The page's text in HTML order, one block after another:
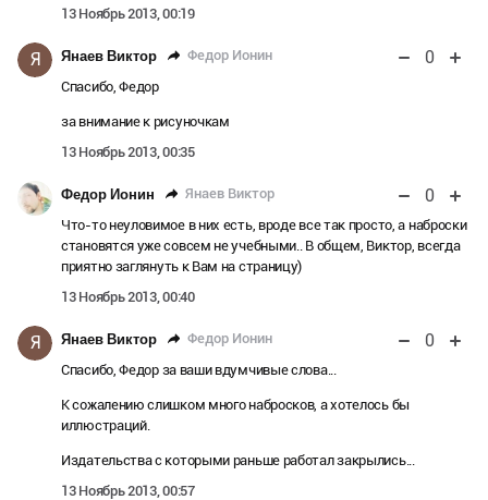
13 Ноябрь 2013, 00:19
Я Янаев Виктор Федор Ионин 0
Спасибо, Федор
за внимание к рисуночкам
13 Ноябрь 2013, 00:35
Федор Ионин Янаев Виктор 0
Что-то неуловимое в них есть, вроде все так просто, а наброски
становятся уже совсем не учебными.. В общем, Виктор, всегда
приятно заглянуть к Вам на страницу)
13 Ноябрь 2013, 00:40
Я Янаев Виктор Федор Ионин 0
Спасибо, Федор за ваши вдумчивые слова...
К сожалению слишком много набросков, а хотелось бы
иллюстраций.
Издательства с которыми раньше работал закрылись...
13 Ноябрь 2013, 00:57